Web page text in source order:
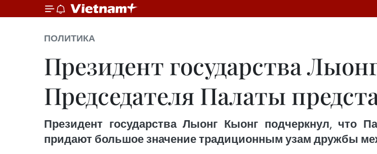
ПОЛИТИКА
Президент государства
Председателя Палаты
Президент государства Лыонг Кыонг подчеркнул, что
придают большое значение традиционным узам дружбы